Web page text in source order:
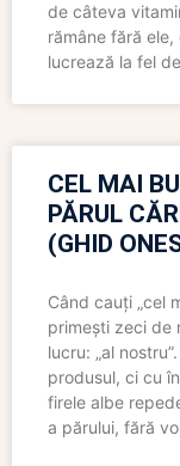
de câteva
rămâne fără
lucrează la fel
CEL MAI
PĂRUL
(GHID
Când cauți „cel
primești zeci de
lucru: „al
produsul, ci cu
firele albe
a părului, fără